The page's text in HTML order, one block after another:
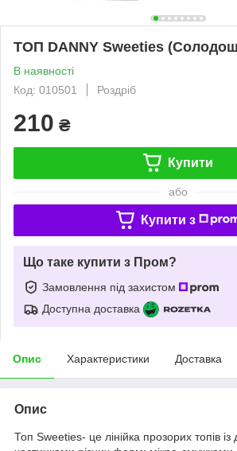
ТОП DANNY Sweeties
В наявності
Код: 010501
Роздріб
210 ₴
Купити
або
Купити з
Що таке купити з Пром?
Замовлення під захистом
Доступна доставка
Опис Характеристики Доставка
Опис
Топ Sweeties- це лінійка прозорих топів